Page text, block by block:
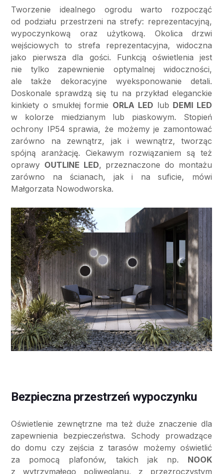
Tworzenie idealnego ogrodu warto rozpocząć
od podziału przestrzeni na strefy: reprezentacyjną,
wypoczynkową oraz użytkową. Okolica drzwi
wejściowych to strefa reprezentacyjna, widoczna
jako pierwsza dla gości. Funkcją oświetlenia jest
nie tylko zapewnienie optymalnej widoczności,
ale także dekoracyjne wyeksponowanie detali.
Doskonale sprawdzą się tu na przykład eleganckie
kinkiety o smukłej formie ORLA LED lub DEMI LED
w kolorze miedzianym lub piaskowym. Stopień
ochrony IP54 sprawia, że możemy je zamontować
zarówno na zewnątrz, jak i wewnątrz, tworząc
spójną aranżację. Ciekawym rozwiązaniem są też
oprawy OUTLINE LED, przeznaczone do montażu
zarówno na ścianach, jak i na suficie, mówi
Małgorzata Nowodworska.
Bezpieczna przestrzeń wypoczynku
Oświetlenie zewnętrzne ma też duże znaczenie dla
zapewnienia bezpieczeństwa. Schody prowadzące
do domu czy zejścia z tarasów możemy oświetlić
za pomocą plafonów, takich jak np. NOOK
z wytrzymałego poliwęglanu, z przezroczystym